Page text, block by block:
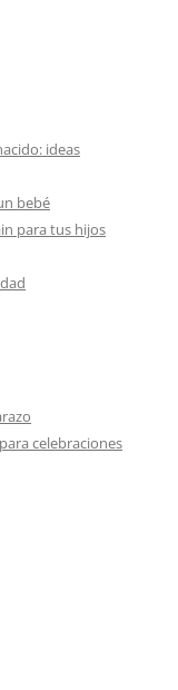
ideas
bebé
para tus hijos
celebraciones